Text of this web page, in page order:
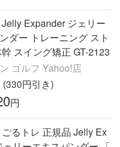
Expander ジェリー
ダー トレーニング スト
スイング矯正 GT-2123
ゴルフ Yahoo!店
円引き)
円
るトレ 正規品 Jelly Ex